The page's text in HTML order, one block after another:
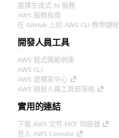
選擇生成式 AI 服務
AWS 服務指南
在 GitHub 上的 AWS CLI 教學課程
開發人員工具
AWS 程式碼範例庫
AWS CLI
AWS 建構家中心
AWS 開發人員工具部落格
實用的連結
下載 AWS 文件 MCP 伺服器
登入 AWS Console